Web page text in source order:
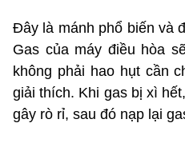
Đây là mánh phổ biến và
Gas của máy điều hòa
không phải hao hụt cần
giải thích. Khi gas bị xì
gây rò rỉ, sau đó nạp lại